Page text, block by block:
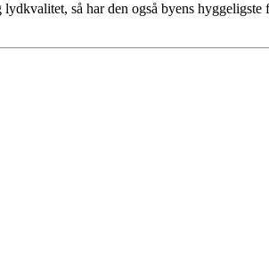
så har den også byens hyggeligste